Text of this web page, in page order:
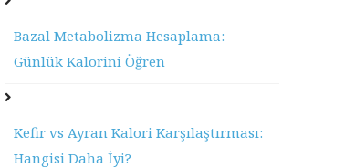
Bazal Metabolizma Hesaplama:
Günlük Kalorini Öğren
Kefir vs Ayran Kalori Karşılaştırması:
Hangisi Daha İyi?